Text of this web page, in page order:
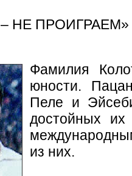
НЕ ПРОИГРАЕМ»
Фамилия
юности.
Пеле и
достойных их
из них.